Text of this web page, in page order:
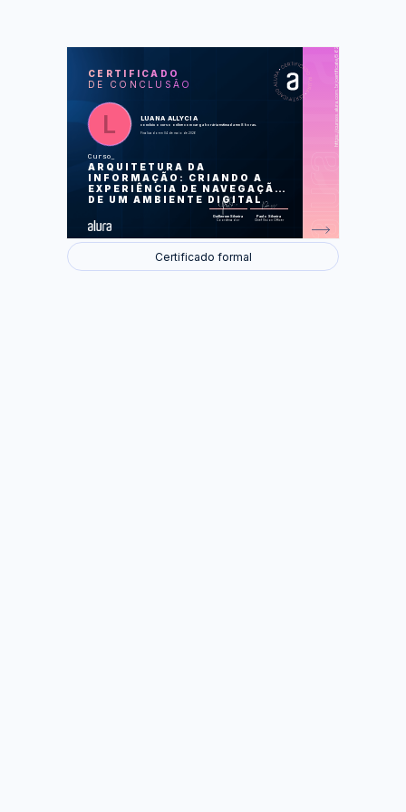
CERTIFICADO
DE CONCLUSÃO
LUANA ALLYCIA
concluiu o curso online com carga horária estimada em 8 horas.
Finalizado em 04 de maio de 2026
Curso
ARQUITETURA DA
INFORMAÇÃO: CRIANDO A
EXPERIÊNCIA DE NAVEGAÇÃO
DE UM AMBIENTE DIGITAL
Guilherme Silveira
Coordenador
Paulo Silveira
Chief Vision Officer
https://cursos.alura.com.br/certificate/5627728b-c890-4139-8a70-31c8fc7ac639
LAS
Kick off de projeto
Sistema de organização
Certificado formal